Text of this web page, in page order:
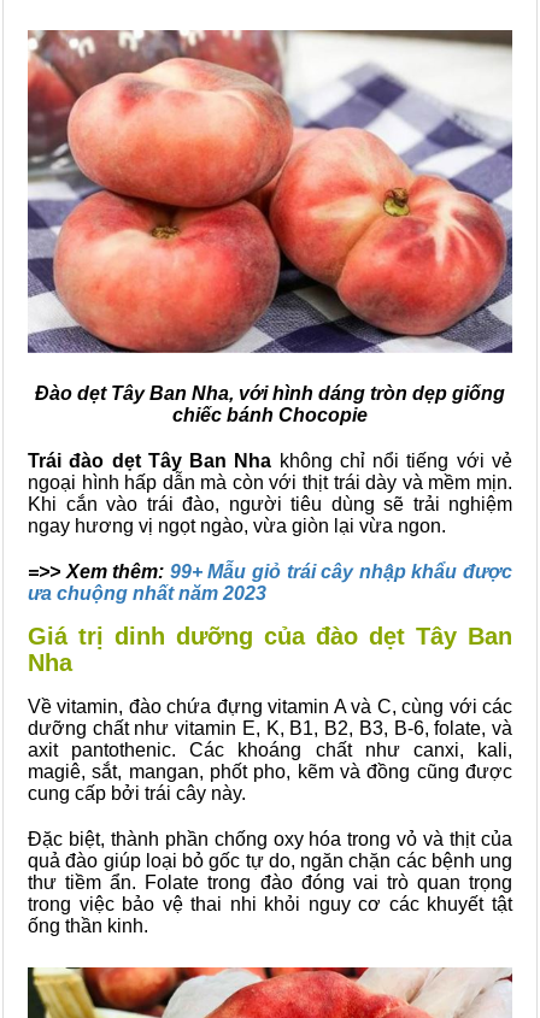
Đào dẹt Tây Ban Nha, với hình dáng tròn dẹp giống
chiếc bánh Chocopie
Trái đào dẹt Tây Ban Nha không chỉ nổi tiếng với vẻ
ngoại hình hấp dẫn mà còn với thịt trái dày và mềm mịn.
Khi cắn vào trái đào, người tiêu dùng sẽ trải nghiệm
ngay hương vị ngọt ngào, vừa giòn lại vừa ngon.
=>> Xem thêm: 99+ Mẫu giỏ trái cây nhập khẩu được
ưa chuộng nhất năm 2023
Giá trị dinh dưỡng của đào dẹt Tây Ban
Nha
Về vitamin, đào chứa đựng vitamin A và C, cùng với các
dưỡng chất như vitamin E, K, B1, B2, B3, B-6, folate, và
axit pantothenic. Các khoáng chất như canxi, kali,
magiê, sắt, mangan, phốt pho, kẽm và đồng cũng được
cung cấp bởi trái cây này.
Đặc biệt, thành phần chống oxy hóa trong vỏ và thịt của
quả đào giúp loại bỏ gốc tự do, ngăn chặn các bệnh ung
thư tiềm ẩn. Folate trong đào đóng vai trò quan trọng
trong việc bảo vệ thai nhi khỏi nguy cơ các khuyết tật
ống thần kinh.